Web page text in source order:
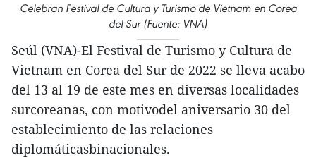
Celebran Festival de Cultura y Turismo de Vietnam en Corea
del Sur (Fuente: VNA)
Seúl (VNA)-El Festival de Turismo y Cultura de
Vietnam en Corea del Sur de 2022 se lleva acabo
del 13 al 19 de este mes en diversas localidades
surcoreanas, con motivodel aniversario 30 del
establecimiento de las relaciones
diplomáticasbinacionales.